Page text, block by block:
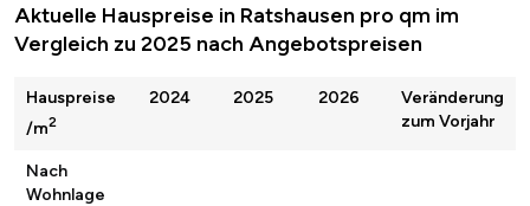
Aktuelle Hauspreise in Ratshausen pro qm im
Vergleich zu 2025 nach Angebotspreisen
Hauspreise
/m2
2024 2025 2026
Veränderung
zum Vorjahr
Nach
Wohnlage